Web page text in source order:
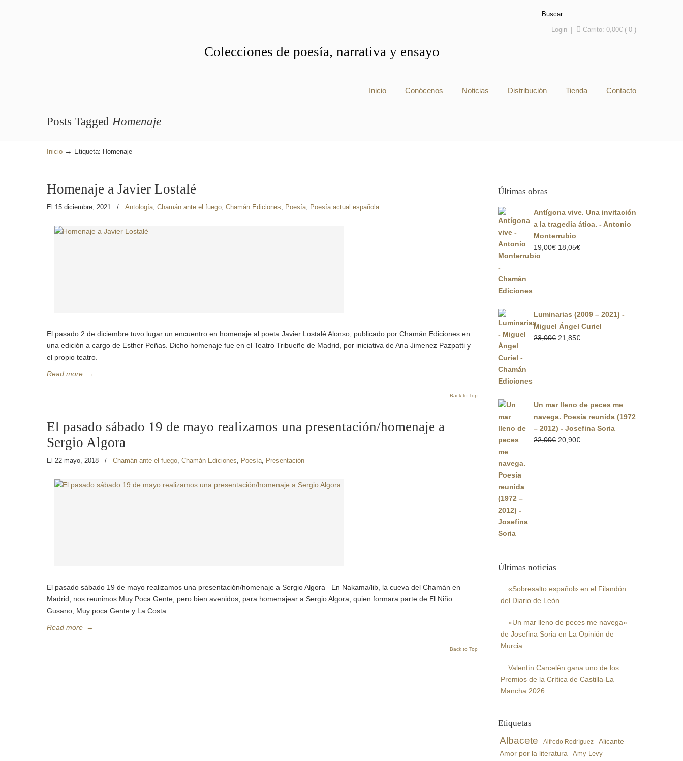
Colecciones de poesía, narrativa y ensayo
Login Carrito: 0,00€ ( 0 )
Inicio Conócenos Noticias Distribución Tienda Contacto
Posts Tagged Homenaje
Inicio → Etiqueta: Homenaje
Homenaje a Javier Lostalé
El 15 diciembre, 2021 / Antología, Chamán ante el fuego, Chamán Ediciones, Poesía, Poesía actual española
El pasado 2 de diciembre tuvo lugar un encuentro en homenaje al poeta Javier Lostalé Alonso, publicado por Chamán Ediciones en
una edición a cargo de Esther Peñas. Dicho homenaje fue en el Teatro Tribueñe de Madrid, por iniciativa de Ana Jimenez Pazpatti y
el propio teatro.
Read more →
Back to Top
El pasado sábado 19 de mayo realizamos una presentación/homenaje a
Sergio Algora
El 22 mayo, 2018 / Chamán ante el fuego, Chamán Ediciones, Poesía, Presentación
El pasado sábado 19 de mayo realizamos una presentación/homenaje a Sergio Algora En Nakama/lib, la cueva del Chamán en
Madrid, nos reunimos Muy Poca Gente, pero bien avenidos, para homenajear a Sergio Algora, quien formara parte de El Niño
Gusano, Muy poca Gente y La Costa
Read more →
Back to Top
Últimas obras
Antígona vive. Una invitación
a la tragedia ática. - Antonio
Monterrubio
19,00€ El
18,05€El
Luminarias (2009 – 2021) -
Miguel Ángel Curiel
23,00€ El
21,85€El
Un mar lleno de peces me
navega. Poesía reunida (1972
– 2012) - Josefina Soria
22,00€ El
20,90€El
Últimas noticias
«Sobresalto español» en el Filandón
del Diario de León
«Un mar lleno de peces me navega»
de Josefina Soria en La Opinión de
Murcia
Valentín Carcelén gana uno de los
Premios de la Crítica de Castilla-La
Mancha 2026
Etiquetas
Albacete Alfredo Rodríguez
Alicante
Amor por la literatura
Amy Levy